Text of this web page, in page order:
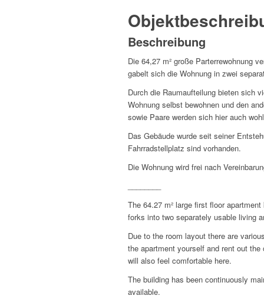
Beschreibung
Die 64,27 m² große Parterrewohnung
gabelt sich die Wohnung in zwei
Durch die Raumaufteilung bieten sich
Wohnung selbst bewohnen und den
sowie Paare werden sich hier auch
Das Gebäude wurde seit seiner
Fahrradstellplatz sind vorhanden.
Die Wohnung wird frei nach
The 64.27 m² large first floor
forks into two separately usable living
Due to the room layout there are
the apartment yourself and rent out
will also feel comfortable here.
The building has been continuously
available.